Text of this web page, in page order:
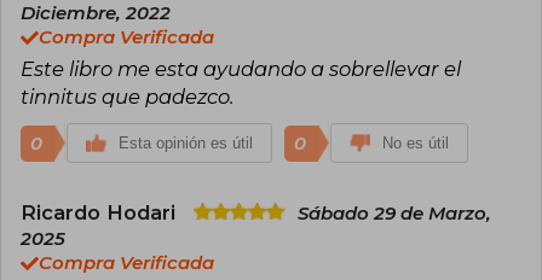
Diciembre, 2022
Compra Verificada
Este libro me esta ayudando a sobrellevar el
tinnitus que padezco.
0 Esta opinión es útil 0 No es útil
Ricardo Hodari
Sábado 29 de Marzo,
2025
Compra Verificada